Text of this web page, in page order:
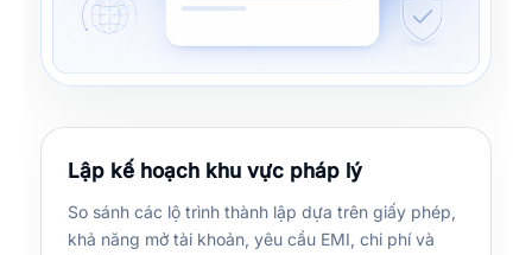
Lập kế hoạch khu vực pháp lý
So sánh các lộ trình thành lập dựa trên giấy phép,
khả năng mở tài khoản, yêu cầu EMI, chi phí và